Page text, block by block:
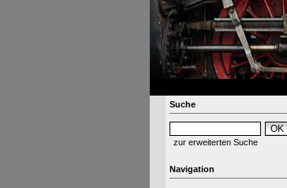
Suche
zur erweiterten Suche
Navigation